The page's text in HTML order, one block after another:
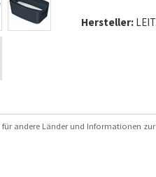
Hersteller:
andere Länder und Informationen